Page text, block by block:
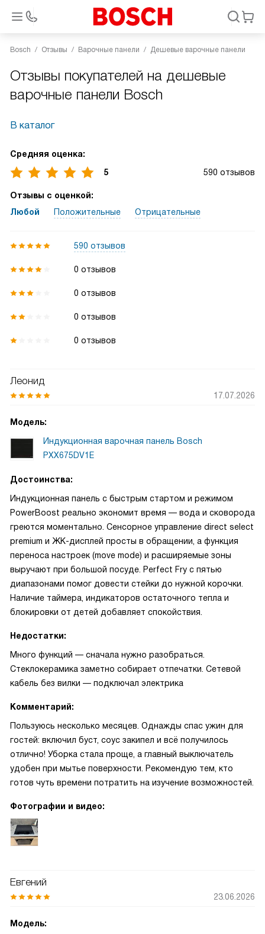
Bosch Отзывы Варочные панели Дешевые варочные панели
Отзывы покупателей на дешевые
варочные панели Bosch
В каталог
Средняя оценка:
5
590 отзывов
Отзывы с оценкой:
Любой
Положительные Отрицательные
590 отзывов
0 отзывов
0 отзывов
0 отзывов
0 отзывов
Леонид
17.07.2026
Модель:
Индукционная варочная панель Bosch
PXX675DV1E
Достоинства:
Индукционная панель с быстрым стартом и режимом
PowerBoost реально экономит время — вода и сковорода
греются моментально. Сенсорное управление direct select
premium и ЖК-дисплей просты в обращении, а функция
переноса настроек (move mode) и расширяемые зоны
выручают при большой посуде. Perfect Fry с пятью
диапазонами помог довести стейки до нужной корочки.
Наличие таймера, индикаторов остаточного тепла и
блокировки от детей добавляет спокойствия.
Недостатки:
Много функций — сначала нужно разобраться.
Стеклокерамика заметно собирает отпечатки. Сетевой
кабель без вилки — подключал электрика
Комментарий:
Пользуюсь несколько месяцев. Однажды спас ужин для
гостей: включил буст, соус закипел и всё получилось
отлично! Уборка стала проще, а главный выключатель
удобен при мытье поверхности. Рекомендую тем, кто
готов чуть времени потратить на изучение возможностей.
Фотографии и видео:
Евгений
23.06.2026
Модель: